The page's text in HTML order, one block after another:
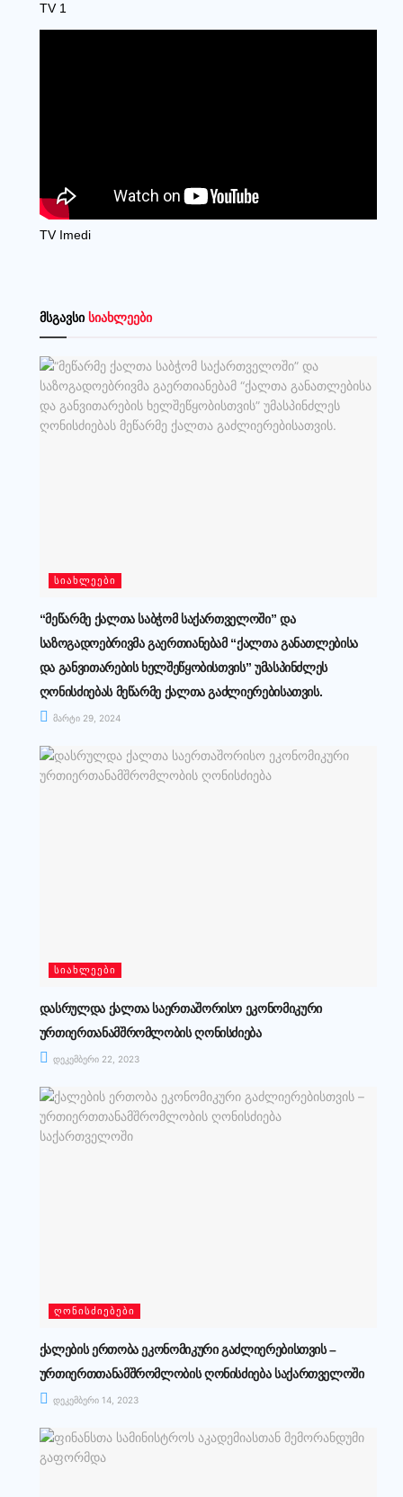
TV 1
TV Imedi
მსგავსი სიახლეები
ᲡᲘᲐᲮᲚᲔᲔᲑᲘ
“მეწარმე ქალთა საბჭომ საქართველოში” და
საზოგადოებრივმა გაერთიანებამ “ქალთა განათლებისა
და განვითარების ხელშეწყობისთვის” უმასპინძლეს
ღონისძიებას მეწარმე ქალთა გაძლიერებისათვის.
მარტი 29, 2024
ᲡᲘᲐᲮᲚᲔᲔᲑᲘ
დასრულდა ქალთა საერთაშორისო ეკონომიკური
ურთიერთანამშრომლობის ღონისძიება
დეკემბერი 22, 2023
ᲦᲝᲜᲘᲡᲫᲘᲔᲑᲔᲑᲘ
ქალების ერთობა ეკონომიკური გაძლიერებისთვის –
ურთიერთთანამშრომლობის ღონისძიება საქართველოში
დეკემბერი 14, 2023